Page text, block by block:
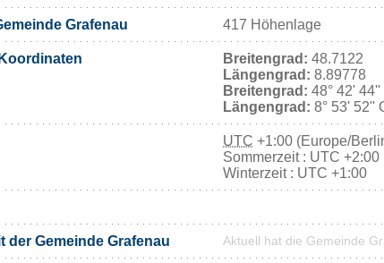
Grafenau 417 Höhenlage
Breitengrad: 48.7122
Längengrad: 8.89778
Breitengrad: 48° 42'
Längengrad: 8° 53' 52''
UTC +1:00 (Europe/
Sommerzeit : UTC +2:00
Winterzeit : UTC +1:00
der Gemeinde Grafenau Aktuell hat die Gemeinde